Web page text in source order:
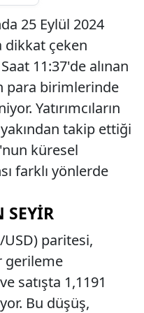
25 Eylül 2024
dikkat çeken
11:37'de alınan
para birimlerinde
Yatırımcıların
takip ettiği
küresel
farklı yönlerde
SEYIR
USD) paritesi,
gerileme
satışta 1,1191
Bu düşüş,